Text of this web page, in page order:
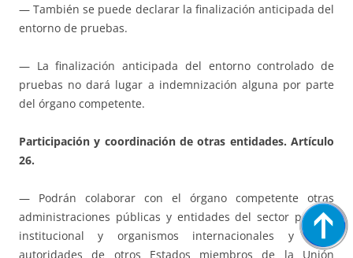
— También se puede declarar la finalización anticipada del
entorno de pruebas.
— La finalización anticipada del entorno controlado de
pruebas no dará lugar a indemnización alguna por parte
del órgano competente.
Participación y coordinación de otras entidades. Artículo
26.
— Podrán colaborar con el órgano competente otras
administraciones públicas y entidades del sector público
institucional y organismos internacionales y otras
autoridades de otros Estados miembros de la Unión